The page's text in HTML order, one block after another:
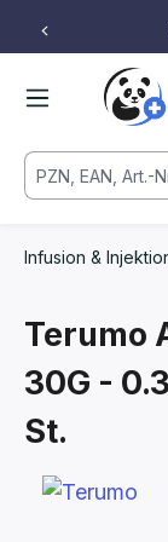
Zum
Infusion &
Terumo
30G -
St.